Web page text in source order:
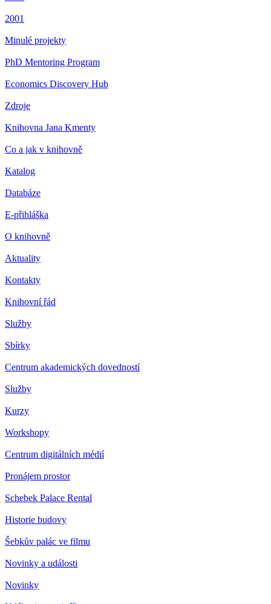
2001
Minulé projekty
PhD Mentoring Program
Economics Discovery Hub
Zdroje
Knihovna Jana Kmenty
Co a jak v knihovně
Katalog
Databáze
E-přihláška
O knihovně
Aktuality
Kontakty
Knihovní řád
Služby
Sbírky
Centrum akademických dovedností
Služby
Kurzy
Workshopy
Centrum digitálních médií
Pronájem prostor
Schebek Palace Rental
Historie budovy
Šebkův palác ve filmu
Novinky a události
Novinky